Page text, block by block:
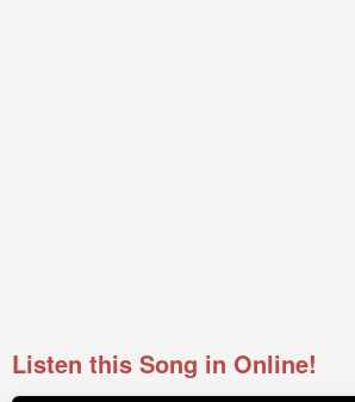
Listen this Song in Online!